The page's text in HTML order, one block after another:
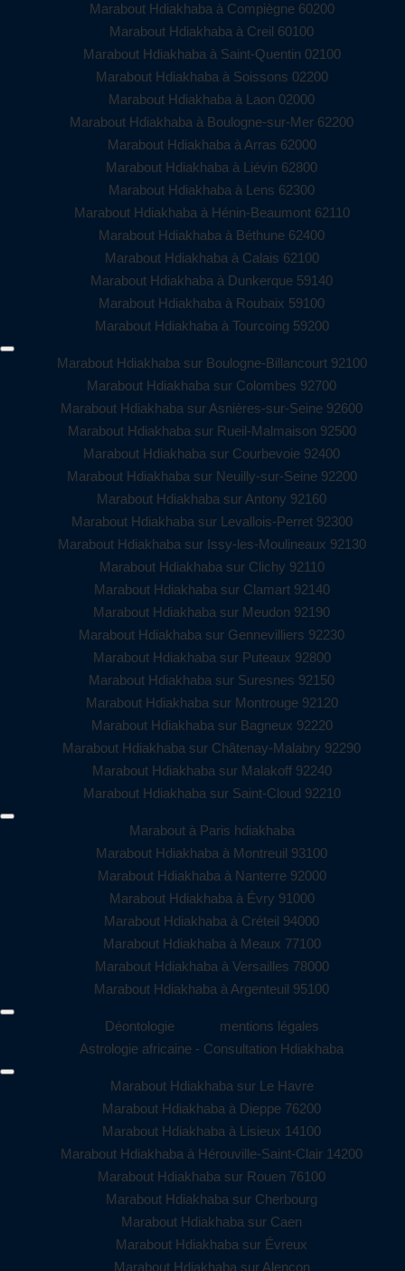
Marabout Hdiakhaba à Compiègne 60200
Marabout Hdiakhaba à Creil 60100
Marabout Hdiakhaba à Saint-Quentin 02100
Marabout Hdiakhaba à Soissons 02200
Marabout Hdiakhaba à Laon 02000
Marabout Hdiakhaba à Boulogne-sur-Mer 62200
Marabout Hdiakhaba à Arras 62000
Marabout Hdiakhaba à Liévin 62800
Marabout Hdiakhaba à Lens 62300
Marabout Hdiakhaba à Hénin-Beaumont 62110
Marabout Hdiakhaba à Béthune 62400
Marabout Hdiakhaba à Calais 62100
Marabout Hdiakhaba à Dunkerque 59140
Marabout Hdiakhaba à Roubaix 59100
Marabout Hdiakhaba à Tourcoing 59200
Marabout Hdiakhaba sur Boulogne-Billancourt 92100
Marabout Hdiakhaba sur Colombes 92700
Marabout Hdiakhaba sur Asnières-sur-Seine 92600
Marabout Hdiakhaba sur Rueil-Malmaison 92500
Marabout Hdiakhaba sur Courbevoie 92400
Marabout Hdiakhaba sur Neuilly-sur-Seine 92200
Marabout Hdiakhaba sur Antony 92160
Marabout Hdiakhaba sur Levallois-Perret 92300
Marabout Hdiakhaba sur Issy-les-Moulineaux 92130
Marabout Hdiakhaba sur Clichy 92110
Marabout Hdiakhaba sur Clamart 92140
Marabout Hdiakhaba sur Meudon 92190
Marabout Hdiakhaba sur Gennevilliers 92230
Marabout Hdiakhaba sur Puteaux 92800
Marabout Hdiakhaba sur Suresnes 92150
Marabout Hdiakhaba sur Montrouge 92120
Marabout Hdiakhaba sur Bagneux 92220
Marabout Hdiakhaba sur Châtenay-Malabry 92290
Marabout Hdiakhaba sur Malakoff 92240
Marabout Hdiakhaba sur Saint-Cloud 92210
Marabout à Paris hdiakhaba
Marabout Hdiakhaba à Montreuil 93100
Marabout Hdiakhaba à Nanterre 92000
Marabout Hdiakhaba à Évry 91000
Marabout Hdiakhaba à Créteil 94000
Marabout Hdiakhaba à Meaux 77100
Marabout Hdiakhaba à Versailles 78000
Marabout Hdiakhaba à Argenteuil 95100
Déontologie
mentions légales
Astrologie africaine - Consultation Hdiakhaba
Marabout Hdiakhaba sur Le Havre
Marabout Hdiakhaba à Dieppe 76200
Marabout Hdiakhaba à Lisieux 14100
Marabout Hdiakhaba à Hérouville-Saint-Clair 14200
Marabout Hdiakhaba sur Rouen 76100
Marabout Hdiakhaba sur Cherbourg
Marabout Hdiakhaba sur Caen
Marabout Hdiakhaba sur Évreux
Marabout Hdiakhaba sur Alençon